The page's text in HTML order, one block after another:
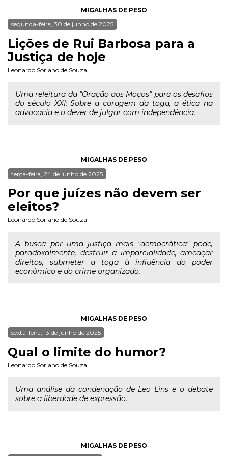
MIGALHAS DE PESO
segunda-feira, 30 de junho de 2025
Lições de Rui Barbosa para a
Justiça de hoje
Leonardo Soriano de Souza
Uma releitura da "Oração aos Moços" para os desafios
do século XXI: Sobre a coragem da toga, a ética na
advocacia e o dever de julgar com independência.
MIGALHAS DE PESO
terça-feira, 24 de junho de 2025
Por que juízes não devem ser
eleitos?
Leonardo Soriano de Souza
A busca por uma justiça mais "democrática" pode,
paradoxalmente, destruir a imparcialidade, ameaçar
direitos, submeter a toga à influência do poder
econômico e do crime organizado.
MIGALHAS DE PESO
sexta-feira, 13 de junho de 2025
Qual o limite do humor?
Leonardo Soriano de Souza
Uma análise da condenação de Leo Lins e o debate
sobre a liberdade de expressão.
MIGALHAS DE PESO